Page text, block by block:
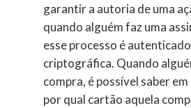
garantir a autoria de uma
quando alguém faz uma
esse processo é
criptográfica. Quando
compra, é possível saber
por qual cartão aquela